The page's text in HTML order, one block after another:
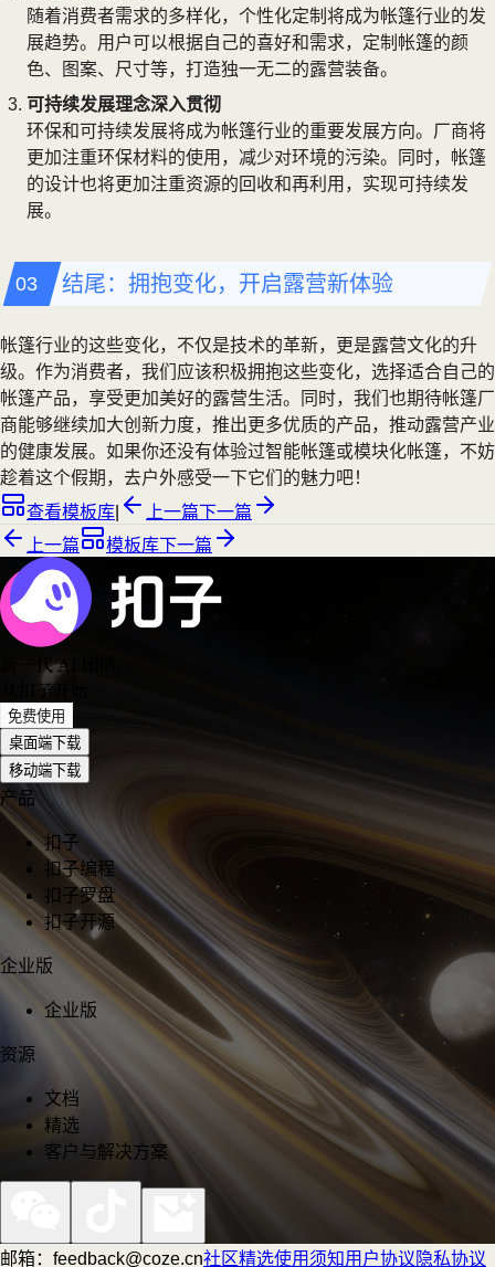
随着消费者需求的多样化，个性化定制将成为帐篷行业的发
展趋势。用户可以根据自己的喜好和需求，定制帐篷的颜
色、图案、尺寸等，打造独一无二的露营装备。
可持续发展理念深入贯彻
环保和可持续发展将成为帐篷行业的重要发展方向。厂商将
更加注重环保材料的使用，减少对环境的污染。同时，帐篷
的设计也将更加注重资源的回收和再利用，实现可持续发
展。
结尾：拥抱变化，开启露营新体验
帐篷行业的这些变化，不仅是技术的革新，更是露营文化的升
级。作为消费者，我们应该积极拥抱这些变化，选择适合自己的
帐篷产品，享受更加美好的露营生活。同时，我们也期待帐篷厂
商能够继续加大创新力度，推出更多优质的产品，推动露营产业
的健康发展。如果你还没有体验过智能帐篷或模块化帐篷，不妨
趁着这个假期，去户外感受一下它们的魅力吧！
查看模板库
上一篇下一篇
上一篇
模板库下一篇
新一代 AI 团队
从扣子开始
免费使用
桌面端下载
移动端下载
产品
扣子
扣子编程
扣子罗盘
扣子开源
企业版
企业版
资源
文档
精选
客户与解决方案
邮箱：feedback@coze.cn社区精选使用须知用户协议 隐私协议